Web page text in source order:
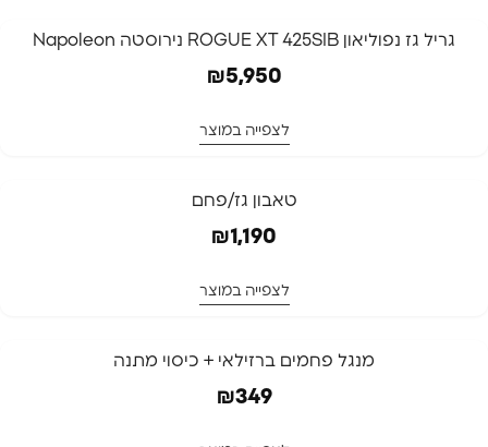
גריל גז נפוליאון ROGUE XT 425SIB נירוסטה Napoleon
₪5,950
לצפייה במוצר
טאבון גז/פחם
₪1,190
לצפייה במוצר
מנגל פחמים ברזילאי + כיסוי מתנה
₪349